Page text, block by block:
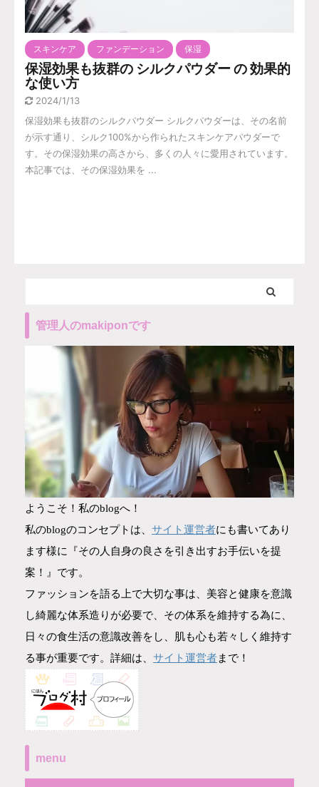
スキンケア ファンデーション 保湿
保湿効果も抜群の シルクパウダー の 効果的
な使い方
2024/1/13
保湿効果も抜群のシルクパウダー シルクパウダーは、その名前
が示す通り、シルク100%から作られたスキンケアパウダーで
す。その保湿効果の高さから、多くの人々に愛用されています。
本記事では、その保湿効果を ...
管理人のmakiponです
ようこそ！私のblogへ！
私のblogのコンセプトは、 サイト運営者にも書いてあり
ます様に『その人自身の良さを引き出すお手伝いを提
案！』です。
ファッションを語る上で大切な事は、美容と健康を意識
し綺麗な体系造りが必要で、その体系を維持する為に、
日々の食生活の意識改善をし、肌も心も若々しく維持す
る事が重要です。詳細は、 サイト運営者まで！
menu